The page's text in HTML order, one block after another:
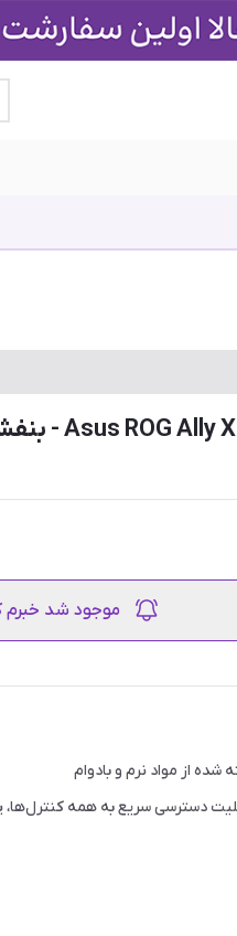
موجود شد خبرم
شده از مواد نرم و بادوام
دسترسی سریع به همه